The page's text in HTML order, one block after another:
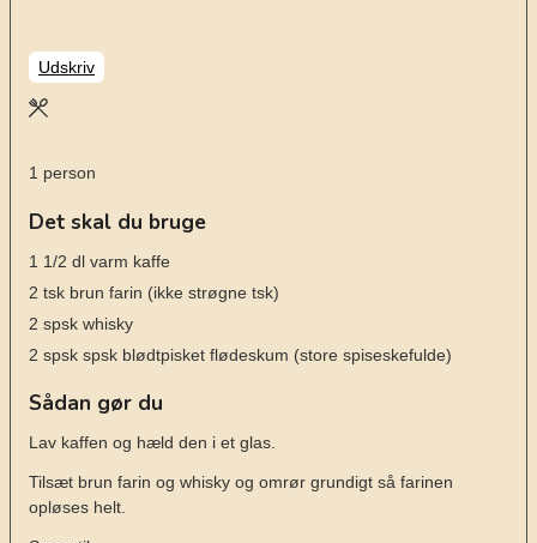
Udskriv
1 person
Det skal du bruge
1 1/2 dl varm kaffe
2 tsk brun farin (ikke strøgne tsk)
2 spsk whisky
2 spsk spsk blødtpisket flødeskum (store spiseskefulde)
Sådan gør du
Lav kaffen og hæld den i et glas.
Tilsæt brun farin og whisky og omrør grundigt så farinen
opløses helt.